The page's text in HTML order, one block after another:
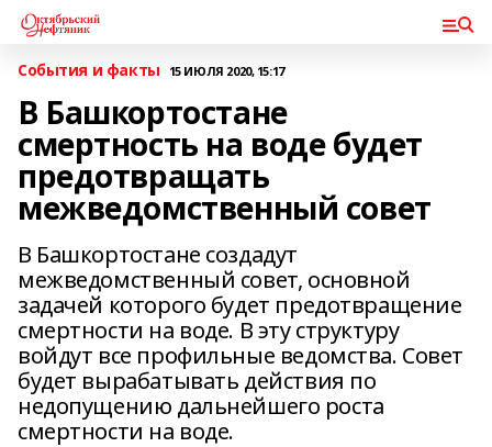
События и факты 15 ИЮЛЯ 2020, 15:17
В Башкортостане
смертность на воде будет
предотвращать
межведомственный совет
В Башкортостане создадут
межведомственный совет, основной
задачей которого будет предотвращение
смертности на воде. В эту структуру
войдут все профильные ведомства. Совет
будет вырабатывать действия по
недопущению дальнейшего роста
смертности на воде.